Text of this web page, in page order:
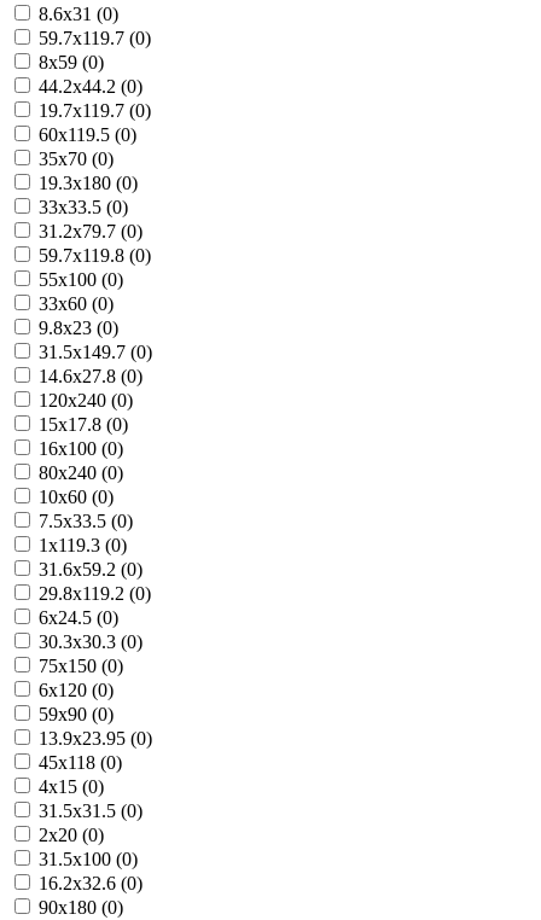
8.6x31 (0)
59.7x119.7 (0)
8x59 (0)
44.2x44.2 (0)
19.7x119.7 (0)
60x119.5 (0)
35x70 (0)
19.3x180 (0)
33x33.5 (0)
31.2x79.7 (0)
59.7x119.8 (0)
55x100 (0)
33x60 (0)
9.8x23 (0)
31.5x149.7 (0)
14.6x27.8 (0)
120x240 (0)
15x17.8 (0)
16x100 (0)
80x240 (0)
10x60 (0)
7.5x33.5 (0)
1x119.3 (0)
31.6x59.2 (0)
29.8x119.2 (0)
6x24.5 (0)
30.3x30.3 (0)
75x150 (0)
6x120 (0)
59x90 (0)
13.9x23.95 (0)
45x118 (0)
4x15 (0)
31.5x31.5 (0)
2x20 (0)
31.5x100 (0)
16.2x32.6 (0)
90x180 (0)